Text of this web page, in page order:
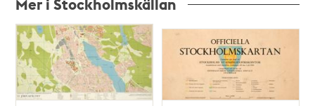
Mer i Stockholmskällan
Relaterade
poster
och
teman